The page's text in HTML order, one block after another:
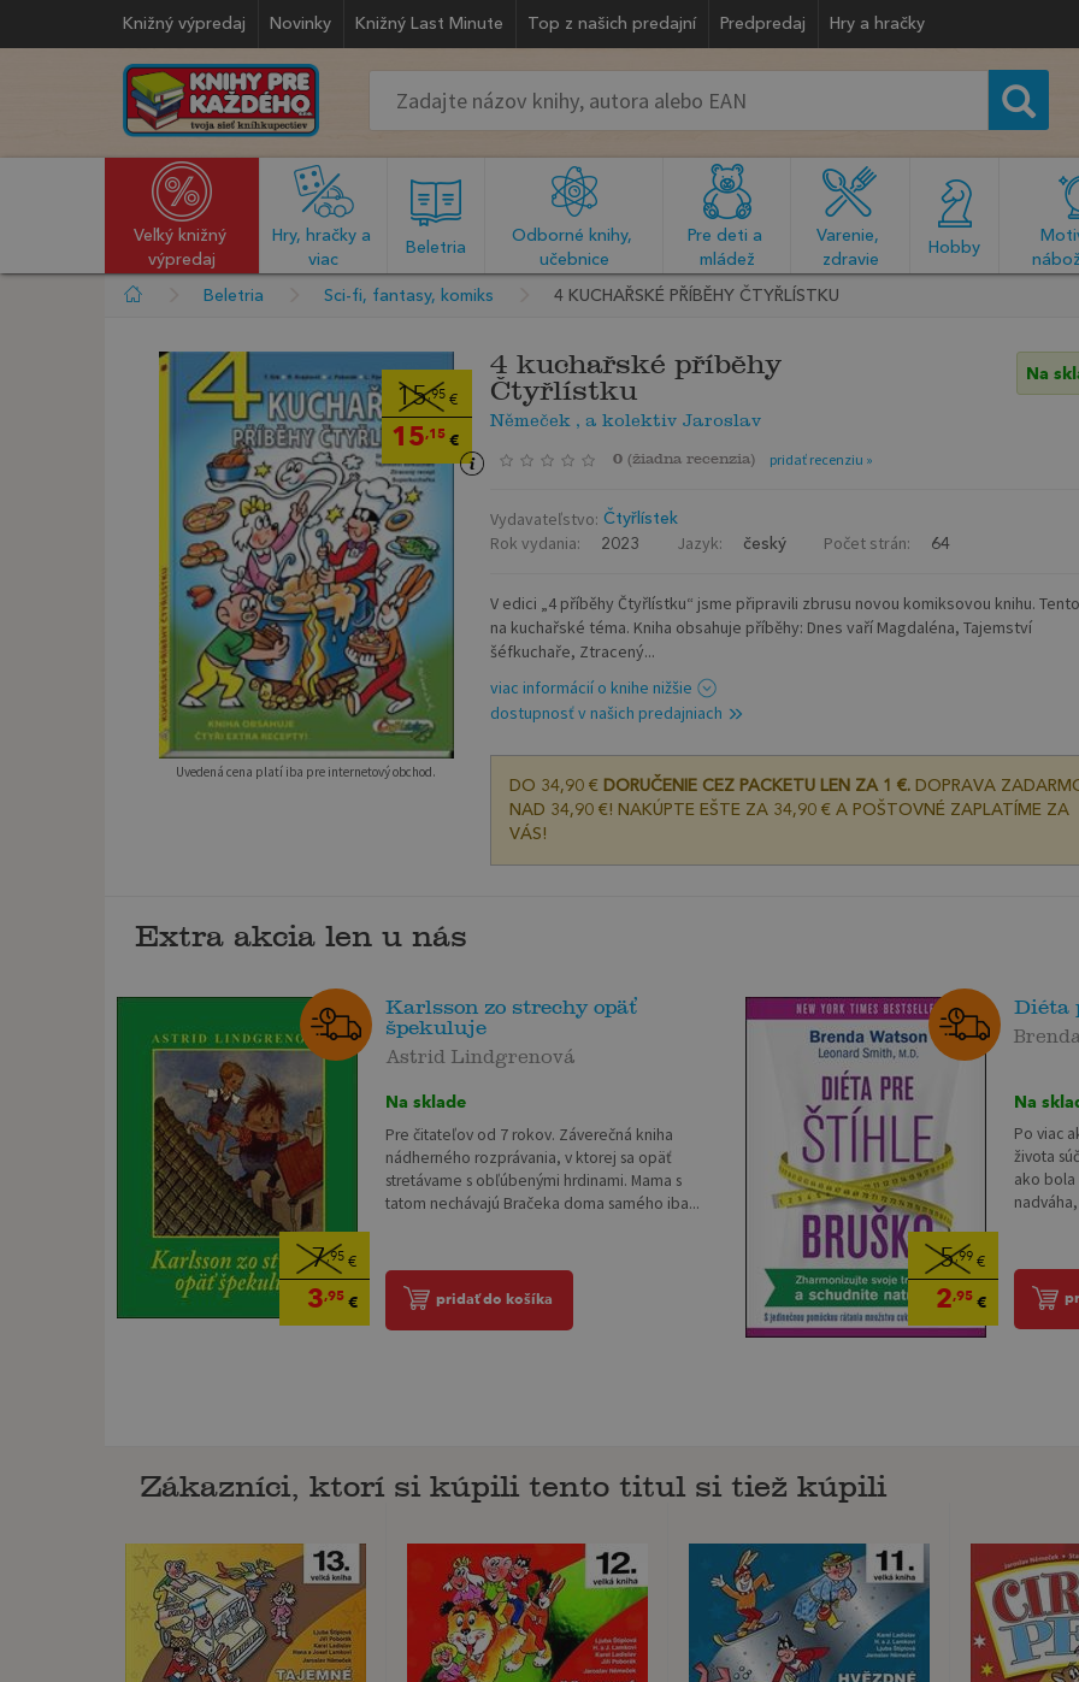
Knižný výpredaj Novinky Knižný Last Minute Top z našich predajní Predpredaj Hry a hračky
Veľký knižný
výpredaj
Hry, hračky a
viac
Beletria
Odborné knihy,
učebnice
Pre deti a
mládež
Varenie,
zdravie
Hobby
Beletria Sci-fi, fantasy, komiks 4 KUCHAŘSKÉ PŘÍBĚHY ČTYŘLÍSTKU
15,95 €
15,15 €
Uvedená cena platí iba pre internetový obchod.
4 kuchařské příběhy
Čtyřlístku
Němeček , a kolektiv Jaroslav
Na
0 (žiadna recenzia) pridať recenziu »
Vydavateľstvo: Čtyřlístek
Rok vydania: 2023 Jazyk: český Počet strán: 64
V edici „4 příběhy Čtyřlístku“ jsme připravili zbrusu novou komiksovou knihu.
na kuchařské téma. Kniha obsahuje příběhy: Dnes vaří Magdaléna, Tajemství
šéfkuchaře, Ztracený...
viac informácií o knihe nižšie
dostupnosť v našich predajniach
DO 34,90 € DORUČENIE CEZ PACKETU LEN ZA 1 €.DOPRAVA
NAD 34,90 €! NAKÚPTE EŠTE ZA 34,90 € A POŠTOVNÉ ZAPLATÍME ZA
VÁS!
Extra akcia len u nás
7,95€
3,95€
Karlsson zo strechy opäť
špekuluje
Astrid Lindgrenová
Na sklade
Pre čitateľov od 7 rokov. Záverečná kniha
nádherného rozprávania, v ktorej sa opäť
stretávame s obľúbenými hrdinami. Mama s
tatom nechávajú Bračeka doma samého iba...
pridať do košíka
5,99 €
2,95€
Diéta
Na
Po viac
života
ako bola
Zákazníci, ktorí si kúpili tento titul si tiež kúpili